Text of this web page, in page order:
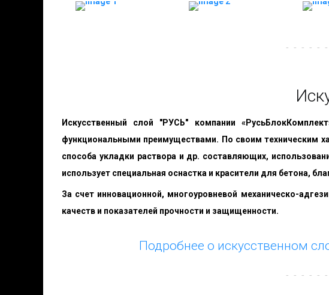
Искусственный слой "РУСЬ" компании
функциональными преимуществами. По своим техническим
способа укладки раствора и др. составляющих,
использует специальная оснастка и красители для бетона,
За счет инновационной, многоуровневой механическо-
качеств и показателей прочности и защищенности.
Подробнее о искусственном